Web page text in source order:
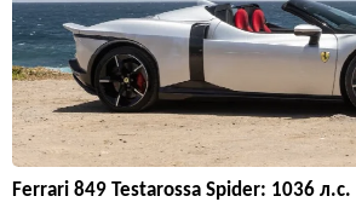
Ferrari 849 Testarossa Spider: 1036